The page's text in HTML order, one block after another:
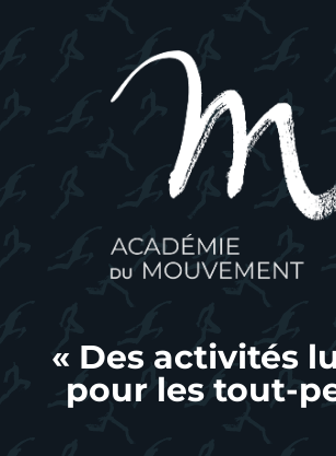
« Des activités
pour les tout-